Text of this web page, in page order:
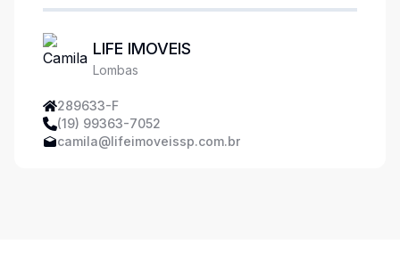
LIFE IMOVEIS
Lombas
289633-F
(19) 99363-7052
camila@lifeimoveissp.com.br